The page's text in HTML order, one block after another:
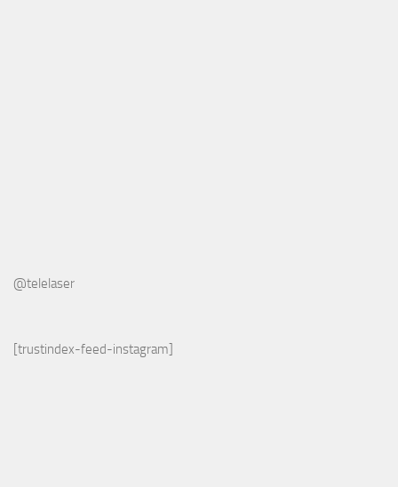
@telelaser
[trustindex-feed-instagram]